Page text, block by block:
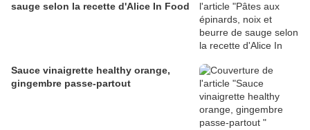
sauge selon la recette d'Alice In Food
Sauce vinaigrette healthy orange,
gingembre passe-partout